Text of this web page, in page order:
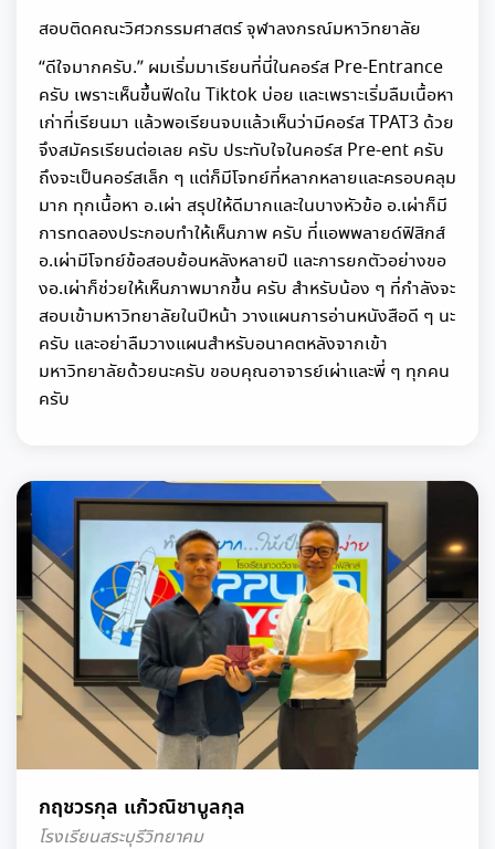
สอบติดคณะวิศวกรรมศาสตร์ จุฬาลงกรณ์มหาวิทยาลัย
“ดีใจมากครับ.” ผมเริ่มมาเรียนที่นี่ในคอร์ส Pre-Entrance
ครับ เพราะเห็นขึ้นฟีดใน Tiktok บ่อย และเพราะเริ่มลืมเนื้อหา
เก่าที่เรียนมา แล้วพอเรียนจบแล้วเห็นว่ามีคอร์ส TPAT3 ด้วย
จึงสมัครเรียนต่อเลย ครับ ประทับใจในคอร์ส Pre-ent ครับ
ถึงจะเป็นคอร์สเล็ก ๆ แต่ก็มีโจทย์ที่หลากหลายและครอบคลุม
มาก ทุกเนื้อหา อ.เผ่า สรุปให้ดีมากและในบางหัวข้อ อ.เผ่าก็มี
การทดลองประกอบทำให้เห็นภาพ ครับ ที่แอพพลายด์ฟิสิกส์
อ.เผ่ามีโจทย์ข้อสอบย้อนหลังหลายปี และการยกตัวอย่างขอ
งอ.เผ่าก็ช่วยให้เห็นภาพมากขึ้น ครับ สำหรับน้อง ๆ ที่กำลังจะ
สอบเข้ามหาวิทยาลัยในปีหน้า วางแผนการอ่านหนังสือดี ๆ นะ
ครับ และอย่าลืมวางแผนสำหรับอนาคตหลังจากเข้า
มหาวิทยาลัยด้วยนะครับ ขอบคุณอาจารย์เผ่าและพี่ ๆ ทุกคน
ครับ
กฤชวรกุล แก้วณิชาบูลกุล
โรงเรียนสระบุรีวิทยาคม